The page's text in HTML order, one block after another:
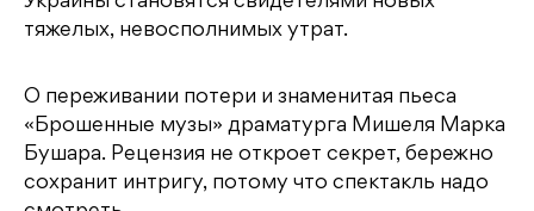
тяжелых, невосполнимых утрат.
О переживании потери и знаменитая пьеса
«Брошенные музы» драматурга Мишеля Марка
Бушара. Рецензия не откроет секрет, бережно
сохранит интригу, потому что спектакль надо